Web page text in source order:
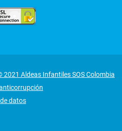
2021 Aldeas Infantiles SOS Colombia
datos